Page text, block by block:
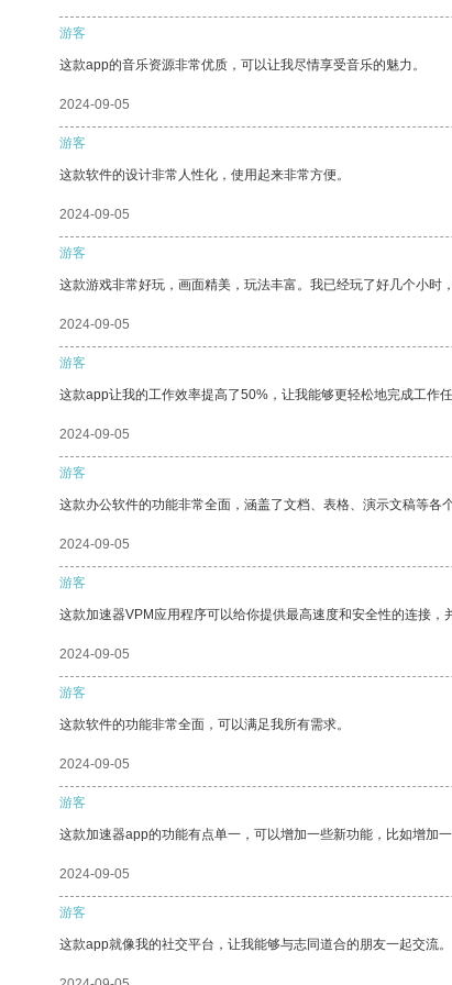
游客
这款app的音乐资源非常优质，可以让我尽情享受音乐的魅力。
2024-09-05
游客
这款软件的设计非常人性化，使用起来非常方便。
2024-09-05
游客
这款游戏非常好玩，画面精美，玩法丰富。我已经玩了好几个小时
2024-09-05
游客
这款app让我的工作效率提高了50%，让我能够更轻松地完成工作
2024-09-05
游客
这款办公软件的功能非常全面，涵盖了文档、表格、演示文稿等各
2024-09-05
游客
这款加速器VPM应用程序可以给你提供最高速度和安全性的连接，
2024-09-05
游客
这款软件的功能非常全面，可以满足我所有需求。
2024-09-05
游客
这款加速器app的功能有点单一，可以增加一些新功能，比如增加一
2024-09-05
游客
这款app就像我的社交平台，让我能够与志同道合的朋友一起交流。